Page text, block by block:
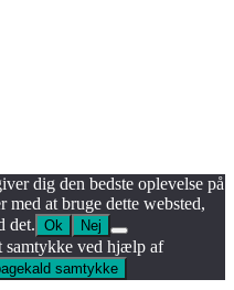
dig den bedste oplevelse på
at bruge dette websted,
det. Ok Nej
samtykke ved hjælp af
samtykke